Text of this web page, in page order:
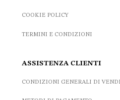
COOKIE POLICY
TERMINI E CONDIZIONI
ASSISTENZA CLIENTI
CONDIZIONI GENERALI DI